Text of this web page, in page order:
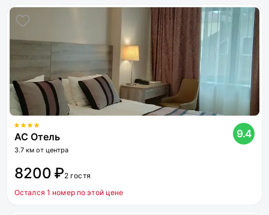
АС Отель
3.7 км от центра
9.4
8200 ₽2 гостя
Остался 1 номер по этой цене